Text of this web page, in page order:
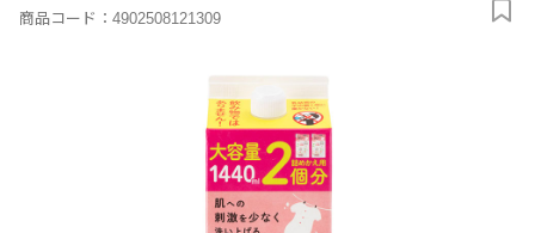
商品コード： 4902508121309